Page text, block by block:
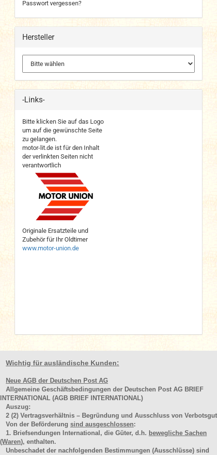
Passwort vergessen?
Hersteller
-Links-
Bitte klicken Sie auf das Logo
um auf die gewünschte Seite
zu gelangen.
motor-lit.de ist für den Inhalt
der verlinkten Seiten nicht
verantwortlich
Originale Ersatzteile und
Zubehör für Ihr Oldtimer
www.motor-union.de
Wichtig für ausländische Kunden:
Neue AGB der Deutschen Post AG
Allgemeine Geschäftsbedingungen der Deutschen Post AG BRIEF
INTERNATIONAL (AGB BRIEF INTERNATIONAL)
Auszug:
2 (2) Vertragsverhältnis – Begründung und Ausschluss von Verbotsgut
Von der Beförderung sind ausgeschlossen:
1. Briefsendungen International, die Güter, d.h. bewegliche Sachen
(Waren), enthalten.
Unbeschadet der nachfolgenden Bestimmungen (Ausschlüsse) sind